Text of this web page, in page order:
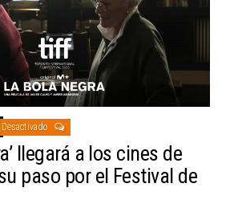
Desactivado
llegará a los cines de
paso por el Festival de